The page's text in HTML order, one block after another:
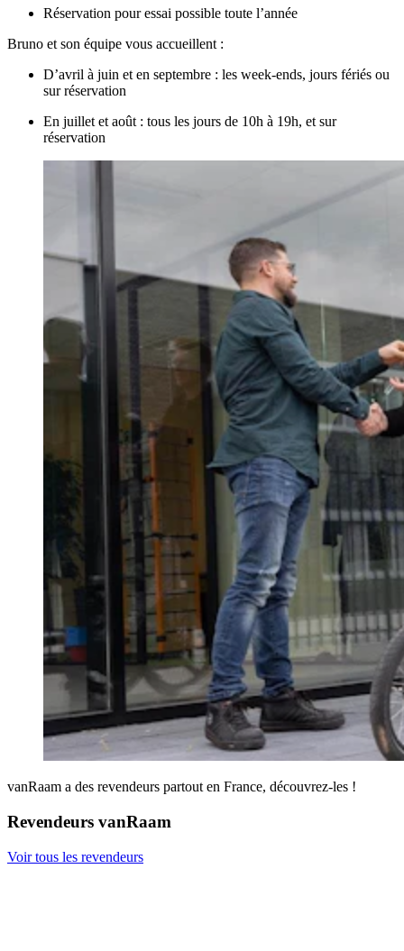
Réservation pour essai possible toute l’année
Bruno et son équipe vous accueillent :
D’avril à juin et en septembre : les week-ends, jours fériés ou
sur réservation
En juillet et août : tous les jours de 10h à 19h, et sur
réservation
vanRaam a des revendeurs partout en France, découvrez-les !
Revendeurs vanRaam
Voir tous les revendeurs